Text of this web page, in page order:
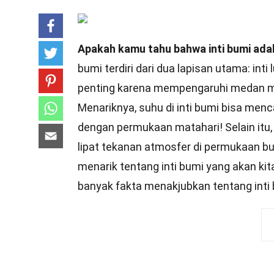
Apakah kamu tahu bahwa inti bumi
bumi terdiri dari dua lapisan utama: inti
penting karena mempengaruhi medan
Menariknya, suhu di inti bumi bisa
dengan permukaan matahari! Selain
lipat tekanan atmosfer di permukaan
menarik tentang inti bumi yang akan
banyak fakta menakjubkan tentang